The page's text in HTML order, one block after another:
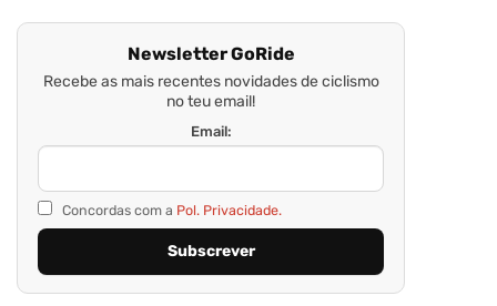
Newsletter GoRide
Recebe as mais recentes novidades de ciclismo
no teu email!
Email:
Concordas com a Pol. Privacidade.